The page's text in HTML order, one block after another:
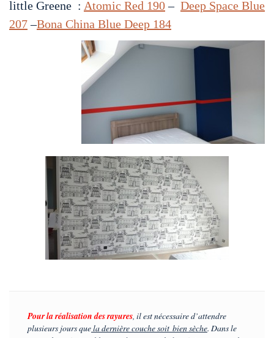
little Greene : Atomic Red 190– Deep Space Blue
207–Bona China Blue Deep 184
Pour la réalisation des rayures, il est nécessaire d’attendre
plusieurs jours quela dernière couche soit bien sèche. Dans le